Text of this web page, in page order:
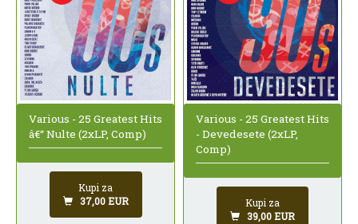
Various - 25 Greatest Hits
â€“ Nulte (2xLP, Comp)
Kupi za
37,00 EUR
Various - 25 Greatest Hits
- Devedesete (2xLP,
Comp)
Kupi za
39,00 EUR